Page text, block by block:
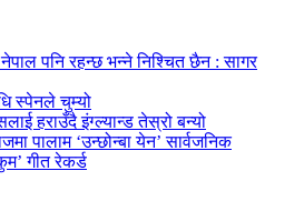
पनि रहन्छ भन्ने निश्चित छैन : सागर
स्पेनले चुम्यो
हराउँदै इंग्ल्यान्ड तेस्रो बन्यो
पालाम ‘उन्छोन्बा येन’ सार्वजनिक
गीत रेकर्ड